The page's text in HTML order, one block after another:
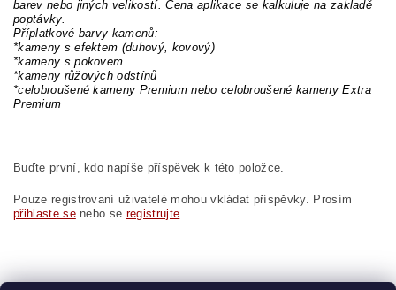
barev nebo jiných velikostí. Cena aplikace se kalkuluje na zakladě
poptávky.
Příplatkové barvy kamenů:
*kameny s efektem (duhový, kovový)
*kameny s pokovem
*kameny růžových odstínů
*celobroušené kameny Premium nebo celobroušené kameny Extra
Premium
Buďte první, kdo napíše příspěvek k této položce.
Pouze registrovaní uživatelé mohou vkládat příspěvky. Prosím
přihlaste senebo se registrujte.